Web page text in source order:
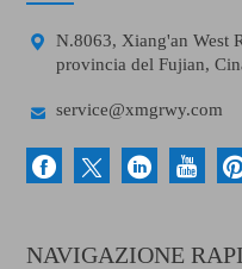

N.8063, Xiang'an West
provincia del Fujian,
 service@xmgrwy.com
NAVIGAZIONE